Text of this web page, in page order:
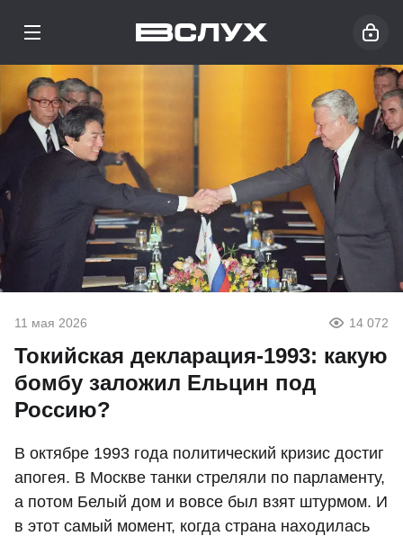
11 мая 2026 14 072
Токийская декларация-1993: какую
бомбу заложил Ельцин под
Россию?
В октябре 1993 года политический кризис достиг
апогея. В Москве танки стреляли по парламенту,
а потом Белый дом и вовсе был взят штурмом. И
в этот самый момент, когда страна находилась